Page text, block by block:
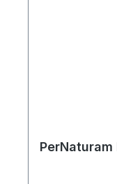
%
nach Größe
fünf